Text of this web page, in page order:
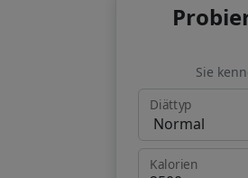
Sie
Diättyp
Kalorien